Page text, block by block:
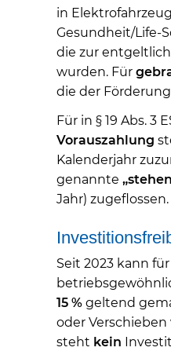
in
Gesundheit/Life-
die zur
wurden. Für
die der
Für in § 19 Abs.
Vorauszahlung
Kalenderjahr
genannte
Jahr) zugeflossen.
Seit 2023 kann
15 % geltend
oder
steht kein